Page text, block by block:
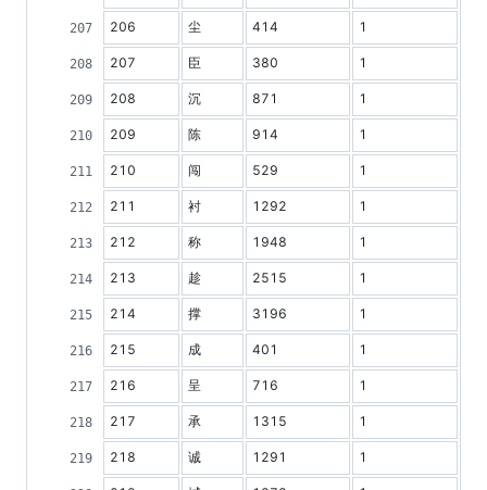
206 尘 414 1
207 臣 380 1
208 沉 871 1
209 陈 914 1
210 闯 529 1
211 衬 1292 1
212 称 1948 1
213 趁 2515 1
214 撑 3196 1
215 成 401 1
216 呈 716 1
217 承 1315 1
218 诚 1291 1